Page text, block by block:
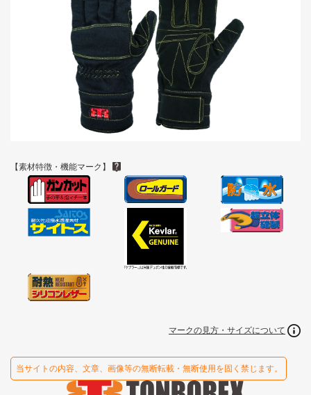
【素材特徴・機能マーク】
マークの見方・サイズについて
当サイトの内容、文章、画像等の無断転載・無断使用を固く禁じます。